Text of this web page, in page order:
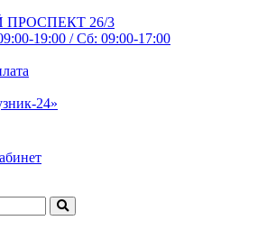
26/3
19:00 / Сб: 09:00-17:00
24»